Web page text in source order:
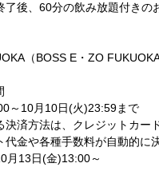
後、60分の飲み放題付きの
（BOSS E・ZO FUKUOKA
～10月10日(火)23:59まで
済方法は、クレジットカー
金や各種手数料が自動的に
月13日(金)13:00～